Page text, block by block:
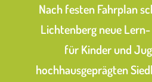
Nach festen Fahrplan
Lichtenberg neue
für Kinder und
hochhausgeprägten